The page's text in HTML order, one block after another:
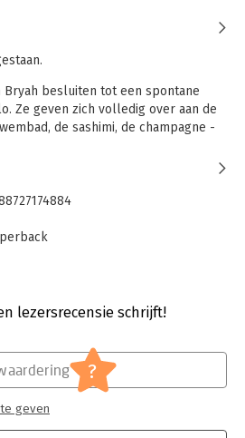
Bryah besluiten tot een spontane
Ze geven zich volledig over aan de
de sashimi, de champagne -
genot neemt echter een duistere
op een jacht, omsingeld door
gearresteerd en beschuldigd
die ze niet hebben begaan -
duidelijk stellen: 'Moordweekend'
Ellis behoort tot de allerbeste
- The Book Reporter Network
8-2024
en romans
lezersrecensie schrijft!
?
geven